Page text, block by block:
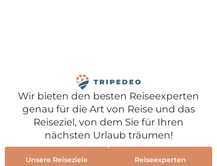
Wir bieten den besten Reiseexperten
genau für die Art von Reise und das
Reiseziel, von dem Sie für Ihren
nächsten Urlaub träumen!
Unsere Reiseziele Reiseexperten